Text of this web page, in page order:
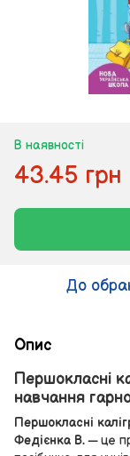
В наявності
43.45 грн
До
Опис
Першокласні
навчання
Першокласні
Федієнка В.— це